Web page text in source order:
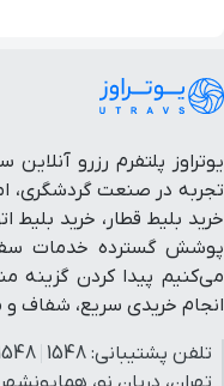
تجربه در صنعت گردشگری،
خرید بلیط قطار، خرید بلیط
پوشش گسترده خدمات
می‌کنیم پیدا کردن گزینه
انجام خریدی سریع، شفاف و
تلفن پشتیبانی: 1548
- 021